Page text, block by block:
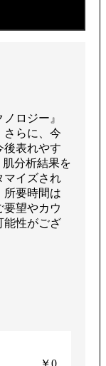
ロジー』
さらに、今
後表れやす
分析結果を
マイズされ
所要時間は
要望やカウ
能性がござ
￥0